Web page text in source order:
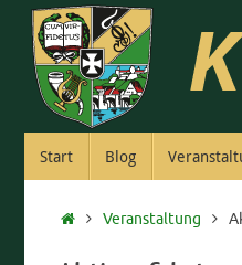
Zum
Inhalt
springen
Inhalt
Start Blog
StartVeranstaltung